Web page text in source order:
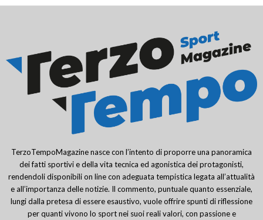
TerzoTempoMagazine nasce con l’intento di proporre una panoramica
dei fatti sportivi e della vita tecnica ed agonistica dei protagonisti,
rendendoli disponibili on line con adeguata tempistica legata all’attualità
e all’importanza delle notizie. Il commento, puntuale quanto essenziale,
lungi dalla pretesa di essere esaustivo, vuole offrire spunti di riflessione
per quanti vivono lo sport nei suoi reali valori, con passione e